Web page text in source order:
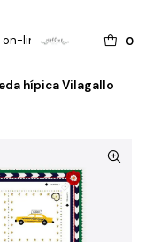
0
on-line !
hípica Vilagallo